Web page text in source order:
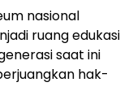
nasional
ruang edukasi
saat ini
hak-